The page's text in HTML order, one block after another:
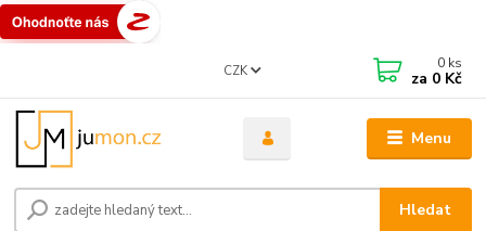
Menu
CZK
Hledat
0 ks
za 0 Kč